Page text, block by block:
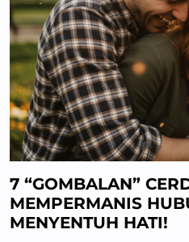
7 “GOMBALAN”
MEMPERMANIS
MENYENTUH HATI!